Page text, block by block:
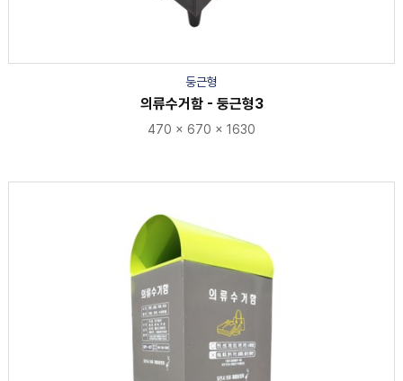
둥근형
의류수거함 - 둥근형3
470 × 670 × 1630